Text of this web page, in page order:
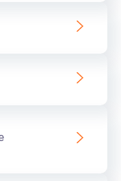
(гарнитуры)